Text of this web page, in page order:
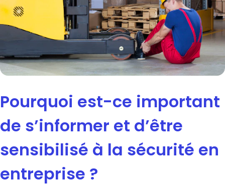
Pourquoi est-ce important
de s’informer et d’être
sensibilisé à la sécurité en
entreprise ?